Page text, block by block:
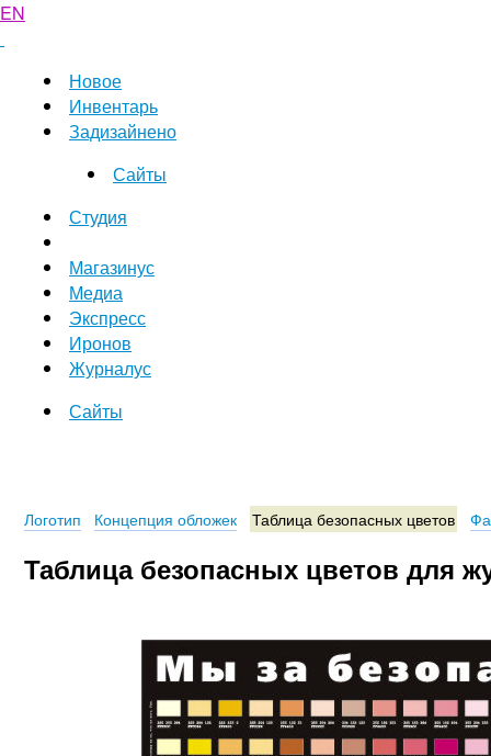
EN
Новое
Инвентарь
Задизайнено
Сайты
Студия
Магазинус
Медиа
Экспресс
Иронов
Журналус
Сайты
Логотип Концепция обложек Таблица безопасных цветов
Таблица безопасных цветов для